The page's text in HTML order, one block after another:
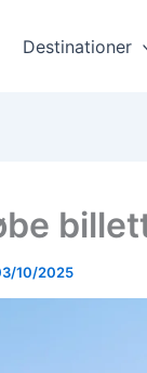
Destinationer
10/2025